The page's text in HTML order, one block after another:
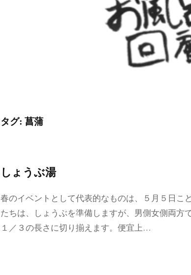
タグ: 菖蒲
しょうぶ湯
春のイベントとして代表的なものは、５月５日こ
たちは、しょうぶを準備しますが、男側女側両方
１／３の長さに切り揃えます。便宜上…